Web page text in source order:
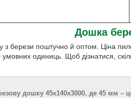
Дошка
берези поштучно й оптом. Ціна
одиниць. Щоб дізнатися,
дошку 45х140х3000, де 45 мм